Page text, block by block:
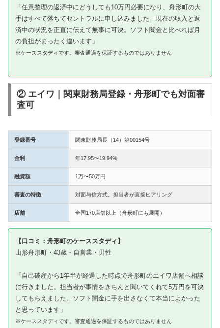
「任意整理の返済中にどうしても10万円必要になり、舟形町の大
手はすべて落ちてセントラルに申し込みました。現在の収入と返
済中の状況を正直に伝えて無事に可決。ソフト闇金と比べれば月
の負担がまったく違います」
※ケーススタディです。審査通過を保証するものではありません
② エイワ｜関東財務局登録・舟形町でも対面審
査可
登録番号 関東財務局長（14）第00154号
金利 年17.95〜19.94%
融資額 1万〜50万円
審査の特徴 対面与信方式。担当者が直接ヒアリング
店舗 全国170店舗以上（舟形町にも展開）
【口コミ：舟形町のケーススタディ】
山形舟形町・43歳・自営業・男性
「自己破産から1年半が経過した時点で舟形町のエイワ店舗へ相談
に行きました。担当者が事情をきちんと聞いてくれて5万円を可決
してもらえました。ソフト闇金に手を出さなくて本当によかった
と思っています」
※ケーススタディです。審査通過を保証するものではありません